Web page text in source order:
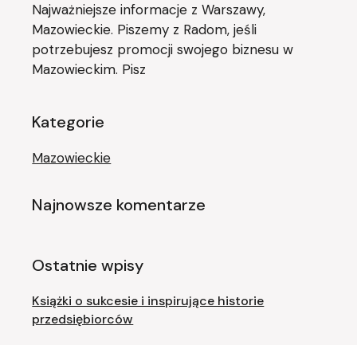
Najważniejsze informacje z Warszawy,
Mazowieckie. Piszemy z Radom, jeśli
potrzebujesz promocji swojego biznesu w
Mazowieckim. Pisz
Kategorie
Mazowieckie
Najnowsze komentarze
Ostatnie wpisy
Książki o sukcesie i inspirujące historie
przedsiębiorców